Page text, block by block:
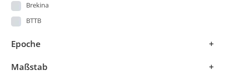
Brekina
BTTB
Easy -Model
Epoche
+
Maßstab
+